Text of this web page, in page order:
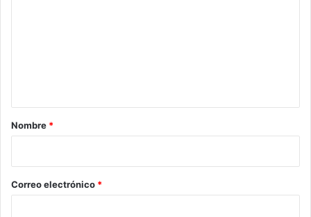
r
*
Nombre *
Correo electrónico *